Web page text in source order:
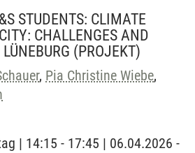
STUDENTS: CLIMATE
CHALLENGES AND
(PROJEKT)
, Pia Christine Wiebe,
| 14:15 - 17:45 | 06.04.2026 -